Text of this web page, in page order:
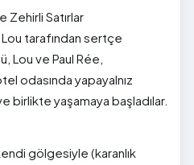
Zehirli Satırlar
tarafından sertçe
Lou ve Paul Rée,
odasında yapayalnız
birlikte yaşamaya başladılar.
gölgesiyle (karanlık